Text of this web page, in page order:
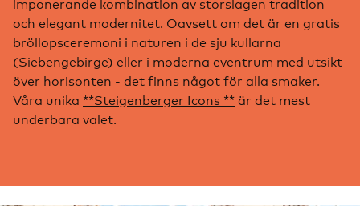
och elegant modernitet. Oavsett om det är en gratis
bröllopsceremoni i naturen i de sju kullarna
(Siebengebirge) eller i moderna eventrum med utsikt
över horisonten - det finns något för alla smaker.
Våra unika **Steigenberger Icons **är det mest
underbara valet.